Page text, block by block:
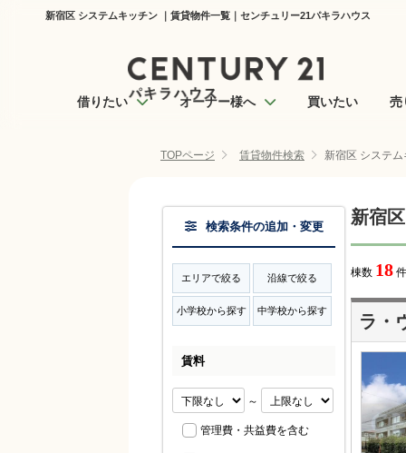
新宿区 システムキッチン ｜賃貸物件一覧｜センチュリー21パキラハウス
借りたい オーナー様へ 買いたい 売
TOPページ 賃貸物件検索 新宿区 システ
新宿
棟数 18
ラ・
検索条件の追加・変更
エリアで絞る 沿線で絞る
小学校から探す 中学校から探す
賃料
～
管理費・共益費を含む